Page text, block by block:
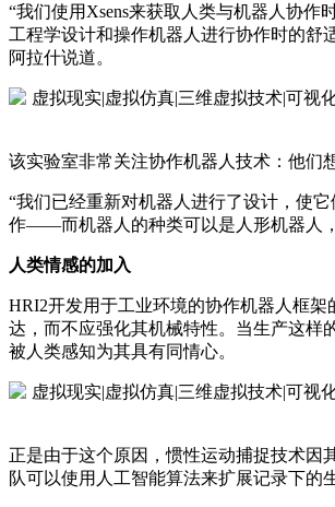
“我们使用Xsens来获取人类与机器人协
工程学设计和操作机器人进行协作时的舒
阿拉什说道。
该实验室非常关注协作机器人技术：他们
“我们已经重新对机器人进行了设计，使
作——而机器人的种类可以是人形机器人
人类情感的加入
HRI2开发用于工业环境的协作机器人框
达，而不应强化其机械特性。当生产这样
被人类感知为其具有同情心。
正是由于这个原因，惯性运动捕捉技术因
队可以使用人工智能算法来扩展记录下的